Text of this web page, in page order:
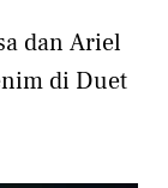
dan Ariel
di Duet